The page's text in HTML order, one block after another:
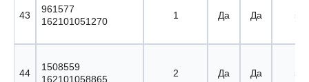
43
961577
162101051270
1 Да Да 51
44
1508559
162101058865
2 Да Да 52